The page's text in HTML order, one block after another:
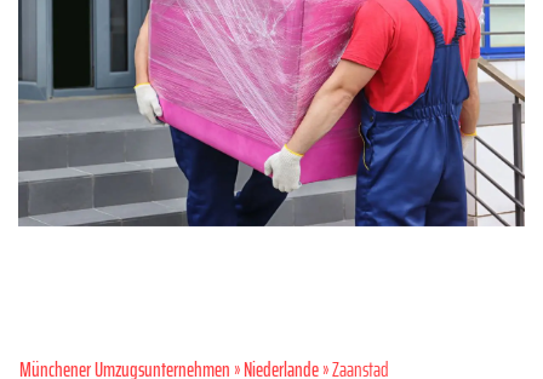
Münchener Umzugsunternehmen»Niederlande» Zaanstad